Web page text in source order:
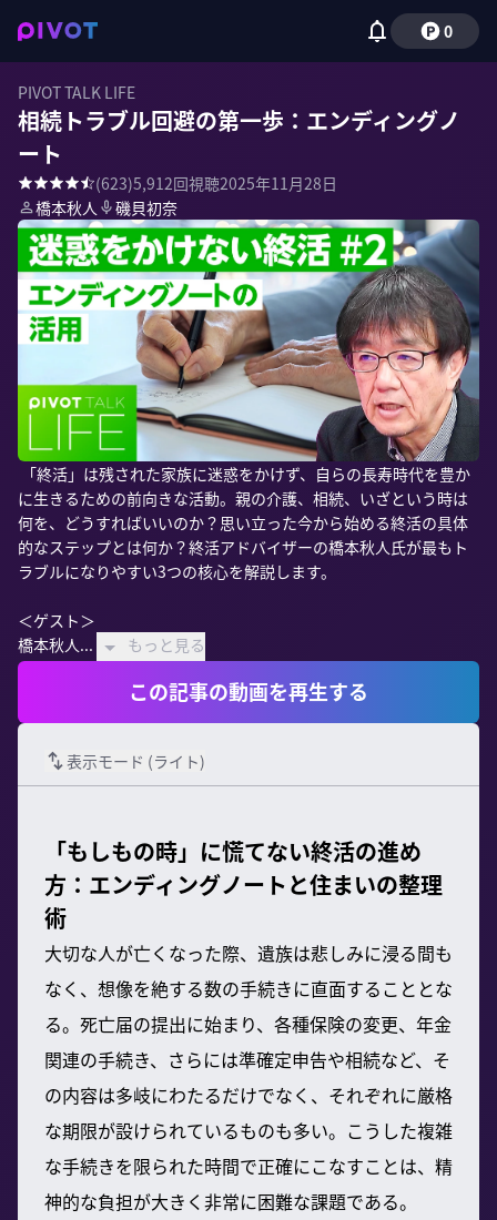
0
PIVOT TALK LIFE
相続トラブル回避の第一歩：エンディングノ
ート
(623)5,912回視聴2025年11月28日
橋本秋人
磯貝初奈
に生きるための前向きな活動。親の介護、相続、いざという時は
何を、どうすればいいのか？思い立った今から始める終活の具体
的なステップとは何か？終活アドバイザーの橋本秋人氏が最もト
ラブルになりやすい3つの核心を解説します。
＜ゲスト＞
橋本秋人...
もっと見る
この記事の動画を再生する
表示モード (ライト)
「もしもの時」に慌てない終活の進め
方：エンディングノートと住まいの整理
術
大切な人が亡くなった際、遺族は悲しみに浸る間も
なく、想像を絶する数の手続きに直面することとな
る。死亡届の提出に始まり、各種保険の変更、年金
関連の手続き、さらには準確定申告や相続など、そ
の内容は多岐にわたるだけでなく、それぞれに厳格
な期限が設けられているものも多い。こうした複雑
な手続きを限られた時間で正確にこなすことは、精
神的な負担が大きく非常に困難な課題である。